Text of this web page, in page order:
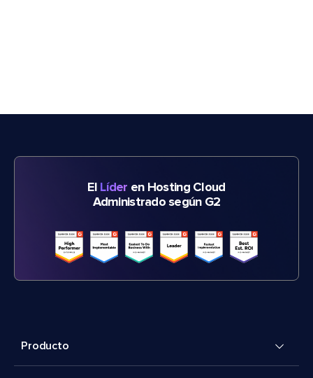
El Líder en Hosting Cloud
Administrado según G2
Producto